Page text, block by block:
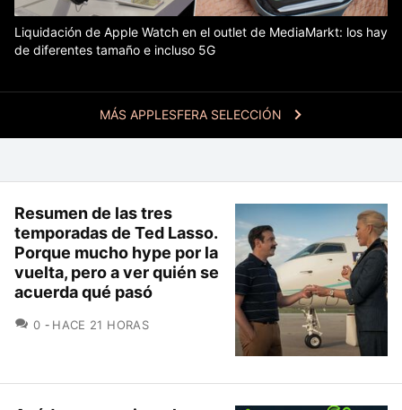
MÁS APPLESFERA SELECCIÓN
Liquidación de Apple Watch en el outlet de MediaMarkt: los hay
de diferentes tamaño e incluso 5G
Resumen de las tres
temporadas de Ted Lasso.
Porque mucho hype por la
vuelta, pero a ver quién se
acuerda qué pasó
0 COMENTARIOS
HACE 21 HORAS